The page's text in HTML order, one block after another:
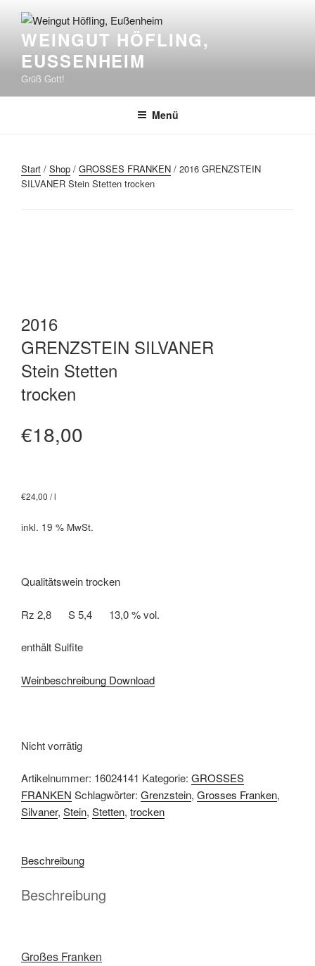
Inhalt
springenWEINGUT HÖFLING,
EUSSENHEIM
Grüß Gott!
Menü
Start / Shop / GROSSES FRANKEN / 2016 GRENZSTEIN
SILVANER Stein Stetten trocken
2016
GRENZSTEIN SILVANER
Stein Stetten
trocken
€18,00
€24,00 /l
inkl. 19 % MwSt.
Qualitätswein trocken
Rz 2,8 S 5,4 13,0 % vol.
enthält Sulfite
Weinbeschreibung Download
Nicht vorrätig
Artikelnummer: 16024141 Kategorie: GROSSES
FRANKEN Schlagwörter: Grenzstein, Grosses Franken,
Silvaner, Stein, Stetten, trocken
Beschreibung
Beschreibung
Großes Franken